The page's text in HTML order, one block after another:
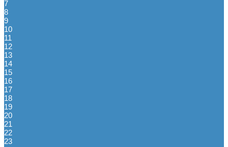
7
8
9
10
11
12
13
14
15
16
17
18
19
20
21
22
23